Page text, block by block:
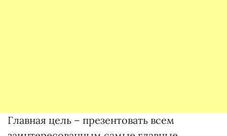
Главная цель – презентовать всем